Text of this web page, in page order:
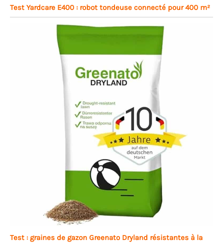
Test Yardcare E400 : robot tondeuse connecté pour 400 m²
Test : graines de gazon Greenato Dryland résistantes à la